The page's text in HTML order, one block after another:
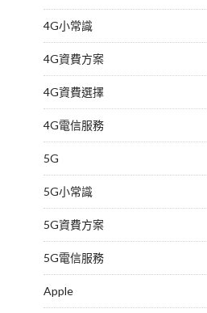
4G小常識
4G資費方案
4G資費選擇
4G電信服務
5G
5G小常識
5G資費方案
5G電信服務
Apple